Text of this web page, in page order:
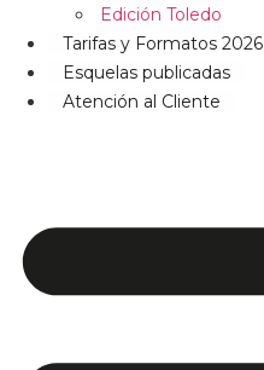
Edición Toledo
Tarifas y Formatos 2026
Esquelas publicadas
Atención al Cliente